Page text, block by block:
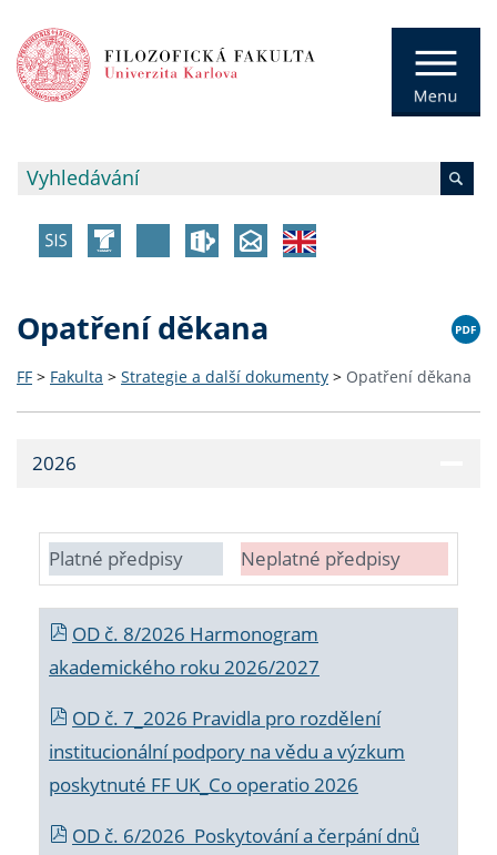
Opatření děkana
FF > Fakulta > Strategie a další dokumenty > Opatření děkana
2026
Platné předpisy Neplatné předpisy
OD č. 8/2026 Harmonogram
akademického roku 2026/2027
OD č. 7_2026 Pravidla pro rozdělení
institucionální podpory na vědu a výzkum
poskytnuté FF UK_Co operatio 2026
OD č. 6/2026 Poskytování a čerpání dnů